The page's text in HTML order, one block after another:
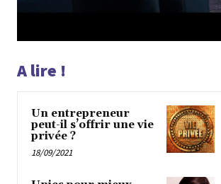
A lire !
Un entrepreneur
peut-il s’offrir une vie
privée ?
18/09/2021